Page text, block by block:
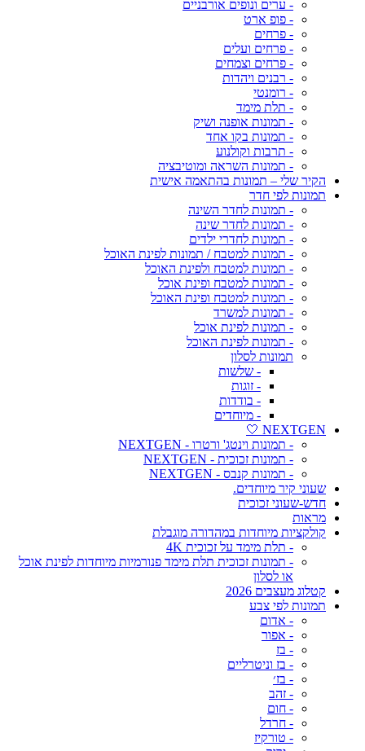
- ערים ונופים אורבניים
- פופ ארט
- פרחים
- פרחים ועלים
- פרחים וצמחים
- רבנים ויהדות
- רומנטי
- תלת מימד
- תמונות אופנה ושיק
- תמונות בקו אחד
- תרבות וקולנוע
- תמונות השראה ומוטיבציה
הקיר שלי – תמונות בהתאמה אישית
תמונות לפי חדר
- תמונות לחדר השינה
- תמונות לחדר שינה
- תמונות לחדרי ילדים
- תמונות למטבח / תמונות לפינת האוכל
- תמונות למטבח ולפינת האוכל
- תמונות למטבח ופינת אוכל
- תמונות למטבח ופינת האוכל
- תמונות למשרד
- תמונות לפינת אוכל
- תמונות לפינת האוכל
תמונות לסלון
- שלשות
- זוגות
- בודדות
- מיוחדים
NEXTGEN 🤍
- תמונות וינטג' ורטרו - NEXTGEN
- תמונות זכוכית - NEXTGEN
- תמונות קנבס - NEXTGEN
שעוני קיר מיוחדים.
חדש-שעוני זכוכית
מראות
קולקציות מיוחדות במהדורה מוגבלת
- תלת מימד על זכוכית 4K
- תמונות זכוכית תלת מימד פנורמיות מיוחדות לפינת אוכל
או לסלון
קטלוג מעצבים 2026
תמונות לפי צבע
- אדום
- אפור
- בז
- בז וניטרליים
- בז׳
- זהב
- חום
- חרדל
- טורקיז